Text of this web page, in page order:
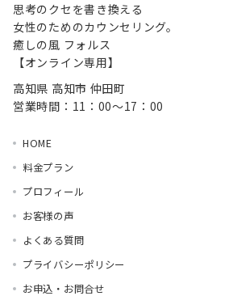
思考のクセを書き換える
女性のためのカウンセリング。
癒しの風 フォルス
【オンライン専用】
高知県 高知市 仲田町
営業時間：11：00～17：00
HOME
料金プラン
プロフィール
お客様の声
よくある質問
プライバシーポリシー
お申込・お問合せ